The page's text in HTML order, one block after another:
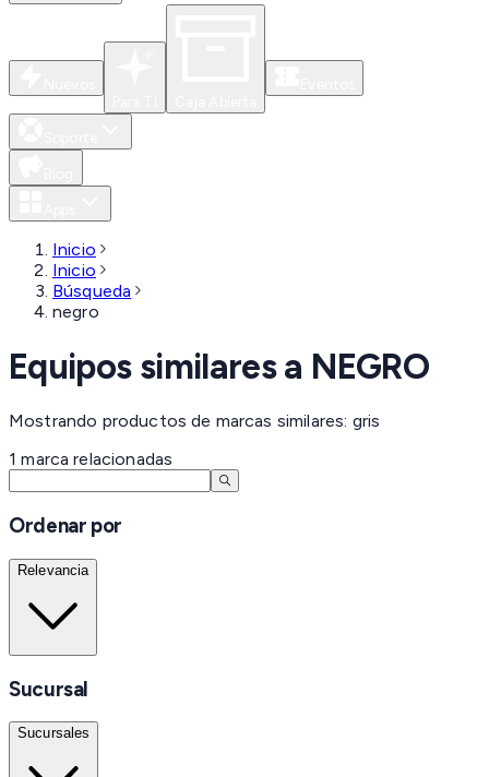
Inicio
Inicio
Búsqueda
negro
Equipos similares a NEGRO
Mostrando productos de marcas similares: gris
1 marca relacionadas
Ordenar por
Relevancia
Sucursal
Sucursales